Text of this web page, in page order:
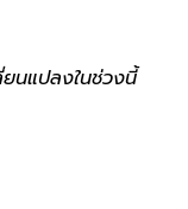
นแปลงในช่วงนี้